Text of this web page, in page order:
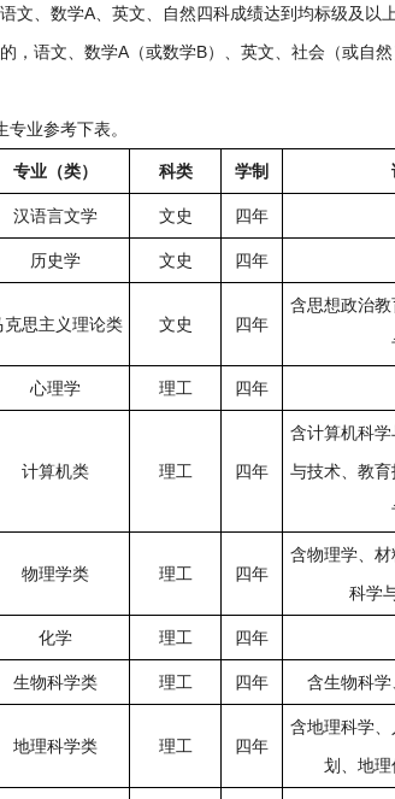
文、数学A、英文、自然四科成绩达到均标级及以
，语文、数学A（或数学B）、英文、社会（或自
业参考下表。
专业（类） 科类 学制
汉语言文学 文史
四年
历史学 文史 四年
克思主义理论类 文史 四年
含思想政治
心理学 理工 四年
计算机类 理工 四年
含计算机科
与技术、教
物理学类 理工 四年
含物理学、
科学
化学 理工 四年
生物科学类 理工 四年 含生物科
地理科学类 理工 四年
含地理科学
划、地